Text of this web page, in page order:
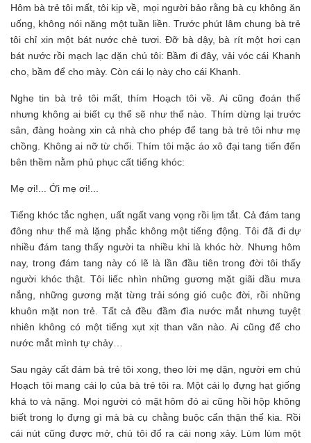
Hôm bà trẻ tôi mất, tôi kịp về, mọi người bảo rằng bà cụ không ăn
uống, không nói năng một tuần liền. Trước phút lâm chung bà trẻ
tôi chỉ xin một bát nước chè tươi. Đỡ bà dậy, bà rít một hơi cạn
bát nước rồi mạch lạc dặn chú tôi: Bầm đi đây, vải vóc cái Khanh
cho, bầm để cho mày. Còn cái lọ này cho cái Khanh.
Nghe tin bà trẻ tôi mất, thím Hoạch tôi về. Ai cũng đoán thế
nhưng không ai biết cụ thể sẽ như thế nào. Thím dừng lại trước
sân, đàng hoàng xin cả nhà cho phép để tang bà trẻ tôi như mẹ
chồng. Không ai nỡ từ chối. Thím tôi mặc áo xô đại tang tiến đến
bên thềm nằm phủ phục cất tiếng khóc:
Mẹ ơi!... Ới mẹ ơi!...
Tiếng khóc tắc nghẹn, uất ngất vang vọng rồi lịm tắt. Cả đám tang
đông như thế mà lặng phắc không một tiếng động. Tôi đã đi dự
nhiều đám tang thấy người ta nhiều khi là khóc hờ. Nhưng hôm
nay, trong đám tang này có lẽ là lần đầu tiên trong đời tôi thấy
người khóc thật. Tôi liếc nhìn những gương mặt giãi dầu mưa
nắng, những gương mặt từng trải sóng gió cuộc đời, rồi những
khuôn mặt non trẻ. Tất cả đều đầm đìa nước mắt nhưng tuyệt
nhiên không có một tiếng xụt xịt than vãn nào. Ai cũng để cho
nước mắt mình tự chảy…
Sau ngày cất đám bà trẻ tôi xong, theo lời mẹ dặn, người em chú
Hoạch tôi mang cái lọ của bà trẻ tôi ra. Một cái lọ đựng hạt giống
khá to và nặng. Mọi người có mặt hôm đó ai cũng hồi hộp không
biết trong lọ đựng gì mà bà cụ chằng buộc cẩn thận thế kia. Rồi
cái nút cũng được mở, chú tôi đổ ra cái nong xảy. Lùm lùm một